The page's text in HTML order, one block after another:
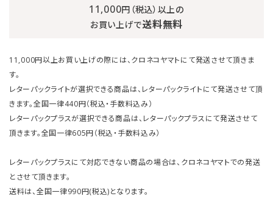
11,000円（税込）以上の
お買い上げで送料無料
11,000円以上お買い上げの際には、クロネコヤマトにて発送させて頂きま
す。
レターパックライトが選択できる商品は、レターパックライトにて発送させて頂
きます。全国一律440円（税込・手数料込み）
レターパックプラスが選択できる商品は、レターパックプラスにて発送させて
頂きます。全国一律605円（税込・手数料込み）
レターパックプラスにて対応できない商品の場合は、クロネコヤマトでの発送
とさせて頂きます。
送料は、全国一律990円(税込)となります。